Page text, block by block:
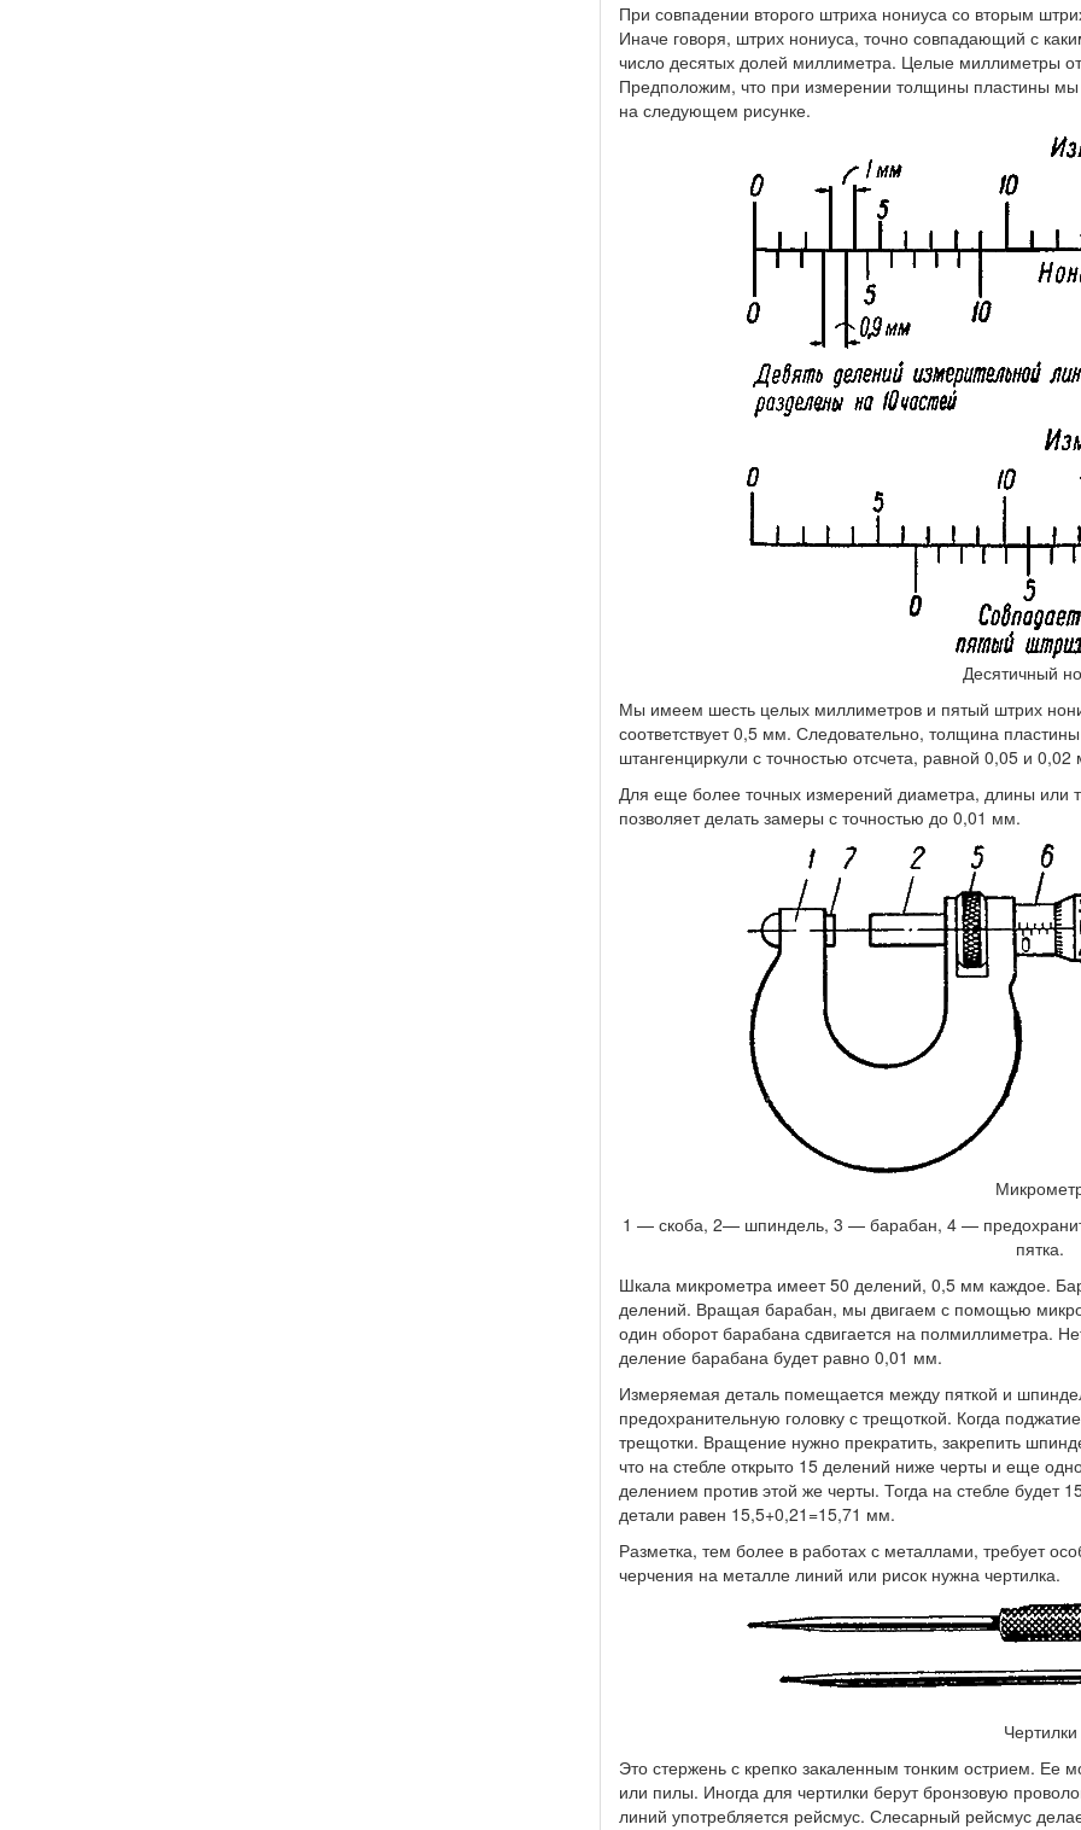
При совпадении второго штриха нониуса со вторым
Иначе говоря, штрих нониуса, точно совпадающий с
число десятых долей миллиметра. Целые миллиметры
Предположим, что при измерении толщины пластины
на следующем рисунке.
Десятичный
Мы имеем шесть целых миллиметров и пятый штрих
соответствует 0,5 мм. Следовательно, толщина
штангенциркули с точностью отсчета, равной 0,05 и
Для еще более точных измерений диаметра, длины
позволяет делать замеры с точностью до 0,01 мм.
1 — скоба, 2— шпиндель, 3 — барабан, 4 —
пятка.
Шкала микрометра имеет 50 делений, 0,5 мм каждое.
делений. Вращая барабан, мы двигаем с помощью
один оборот барабана сдвигается на полмиллиметра.
деление барабана будет равно 0,01 мм.
Измеряемая деталь помещается между пяткой и
предохранительную головку с трещоткой. Когда
трещотки. Вращение нужно прекратить, закрепить
что на стебле открыто 15 делений ниже черты и еще
делением против этой же черты. Тогда на стебле
детали равен 15,5+0,21=15,71 мм.
Разметка, тем более в работах с металлами, требует
черчения на металле линий или рисок нужна чертилка.
Чертилки
Это стержень с крепко закаленным тонким острием. Ее
или пилы. Иногда для чертилки берут бронзовую
линий употребляется рейсмус. Слесарный рейсмус